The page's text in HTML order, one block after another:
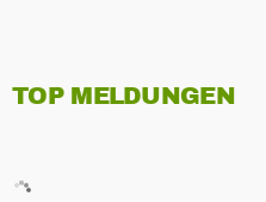
TOP MELDUNGEN